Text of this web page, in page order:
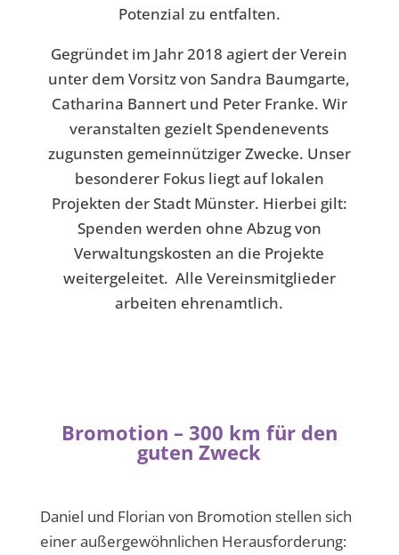
Potenzial zu entfalten.
Gegründet im Jahr 2018 agiert der Verein
unter dem Vorsitz von Sandra Baumgarte,
Catharina Bannert und Peter Franke. Wir
veranstalten gezielt Spendenevents
zugunsten gemeinnütziger Zwecke. Unser
besonderer Fokus liegt auf lokalen
Projekten der Stadt Münster. Hierbei gilt:
Spenden werden ohne Abzug von
Verwaltungskosten an die Projekte
weitergeleitet. Alle Vereinsmitglieder
arbeiten ehrenamtlich.
Bromotion – 300 km für den
guten Zweck
Daniel und Florian von Bromotion stellen sich
einer außergewöhnlichen Herausforderung: